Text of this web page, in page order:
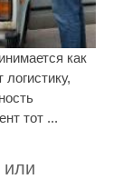
как
тот ...